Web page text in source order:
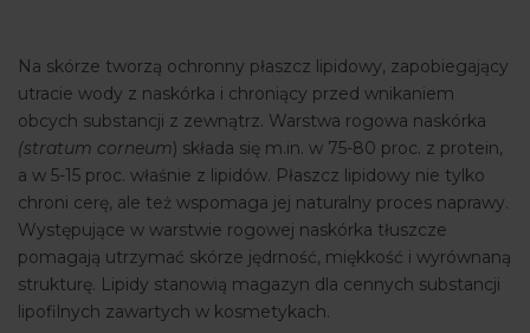
Na skórze tworzą ochronny płaszcz lipidowy, zapobiegający
utracie wody z naskórka i chroniący przed wnikaniem
obcych substancji z zewnątrz. Warstwa rogowa naskórka
(stratum corneum) składa się m.in. w 75-80 proc. z protein,
a w 5-15 proc. właśnie z lipidów. Płaszcz lipidowy nie tylko
chroni cerę, ale też wspomaga jej naturalny proces naprawy.
Występujące w warstwie rogowej naskórka tłuszcze
pomagają utrzymać skórze jędrność, miękkość i wyrównaną
strukturę. Lipidy stanowią magazyn dla cennych substancji
lipofilnych zawartych w kosmetykach.